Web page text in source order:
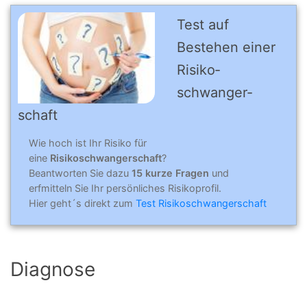
Test auf
Bestehen einer
Risiko­
schwanger­
schaft
Wie hoch ist Ihr Risiko für
eine Risikoschwangerschaft?
Beantworten Sie dazu 15 kurze Fragen und
erfmitteln Sie Ihr persönliches Risikoprofil.
Hier geht´s direkt zum Test Risikoschwangerschaft
Diagnose